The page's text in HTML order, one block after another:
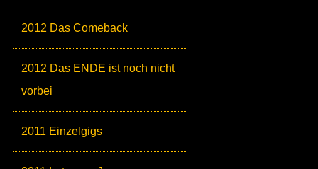
2012 Das Comeback
2012 Das ENDE ist noch nicht
vorbei
2011 Einzelgigs